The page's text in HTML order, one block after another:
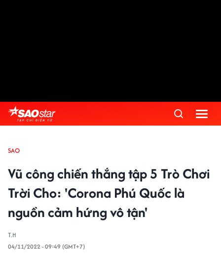
SAO
Vũ công chiến thắng tập 5 Trò Chơi
Trời Cho: 'Corona Phú Quốc là
nguồn cảm hứng vô tận'
T.H
04/11/2022 - 09:49 (GMT+7)